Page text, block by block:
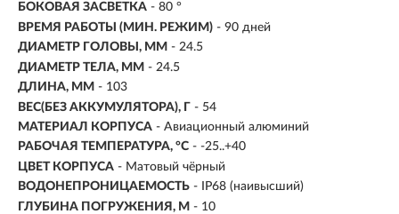
БОКОВАЯ ЗАСВЕТКА - 80 °
ВРЕМЯ РАБОТЫ (МИН. РЕЖИМ) - 90 дней
ДИАМЕТР ГОЛОВЫ, ММ - 24.5
ДИАМЕТР ТЕЛА, ММ - 24.5
ДЛИНА, ММ - 103
ВЕС(БЕЗ АККУМУЛЯТОРА), Г - 54
МАТЕРИАЛ КОРПУСА - Авиационный алюминий
РАБОЧАЯ ТЕМПЕРАТУРА, °C - -25..+40
ЦВЕТ КОРПУСА - Матовый чёрный
ВОДОНЕПРОНИЦАЕМОСТЬ - IP68 (наивысший)
ГЛУБИНА ПОГРУЖЕНИЯ, М - 10